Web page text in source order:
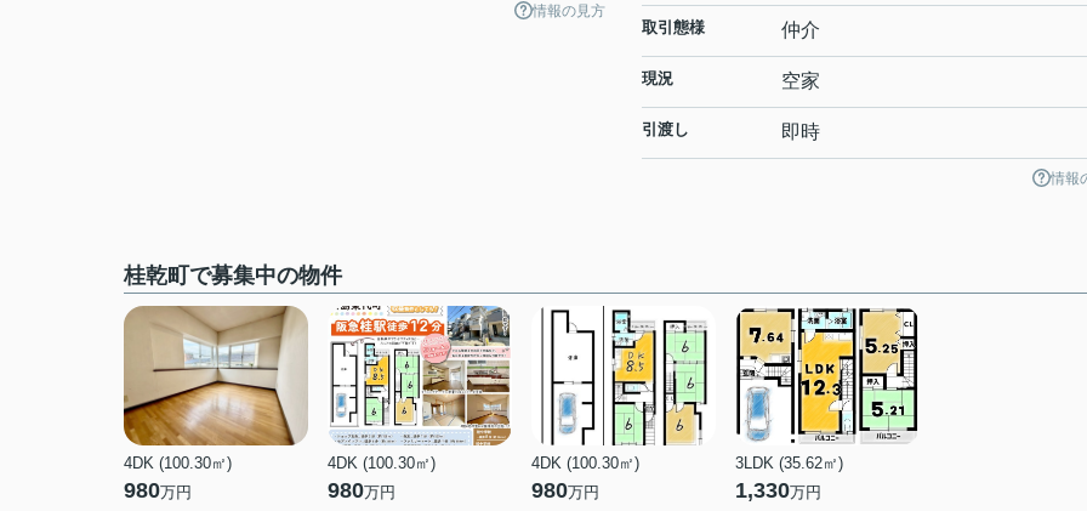
情報の見方
取引態様 仲介
現況 空家
引渡し 即時
情報
桂乾町で募集中の物件
4DK (100.30㎡)
980万円
4DK (100.30㎡)
980万円
4DK (100.30㎡)
980万円
3LDK (35.62㎡)
1,330万円